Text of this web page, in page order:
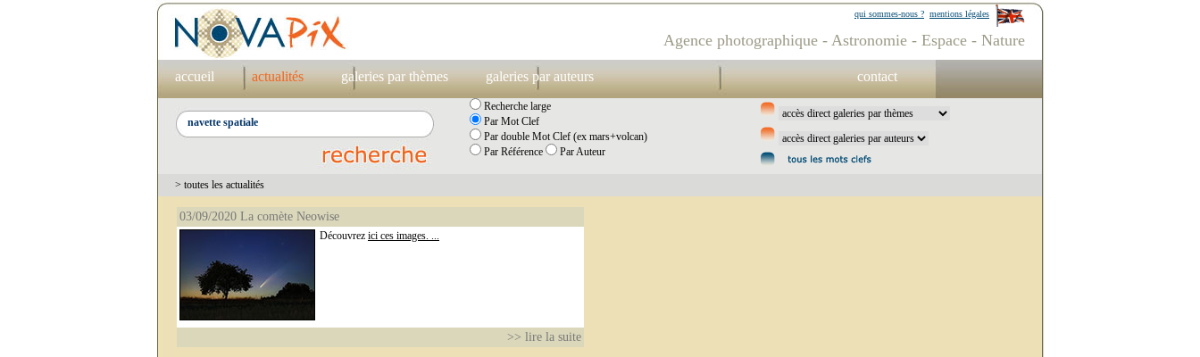
mentions légales
qui sommes-nous ?
Agence photographique - Astronomie - Espace - Nature
accueil actualités galeries par thèmes galeries par auteurs contact
Recherche large
Par Mot Clef
Par double Mot Clef (ex mars+volcan)
Par Référence
Par Auteur
> toutes les actualités
03/09/2020 La comète Neowise
Découvrez ici ces images. ...
>> lire la suite